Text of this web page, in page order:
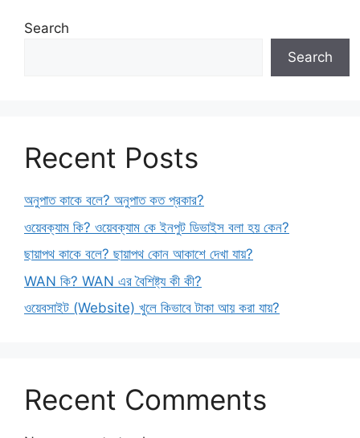
Search
Search
Recent Posts
অনুপাত কাকে বলে? অনুপাত কত প্রকার?
ওয়েবক্যাম কি? ওয়েবক্যাম কে ইনপুট ডিভাইস বলা হয় কেন?
ছায়াপথ কাকে বলে? ছায়াপথ কোন আকাশে দেখা যায়?
WAN কি? WAN এর বৈশিষ্ট্য কী কী?
ওয়েবসাইট (Website) খুলে কিভাবে টাকা আয় করা যায়?
Recent Comments